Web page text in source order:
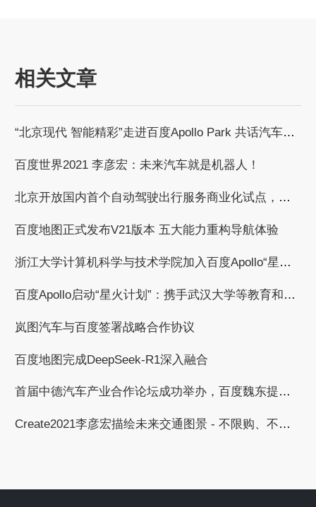
相关文章
“北京现代 智能精彩”走进百度Apollo Park 共话汽车智能化发展浪潮
百度世界2021 李彦宏：未来汽车就是机器人！
北京开放国内首个自动驾驶出行服务商业化试点，百度获自动驾驶商业化收费试点许可
百度地图正式发布V21版本 五大能力重构导航体验
浙江大学计算机科学与技术学院加入百度Apollo“星火计划”，共建自动驾驶繁荣生态
百度Apollo启动“星火计划”：携手武汉大学等教育和科研机构，共建自动驾驶产学研用繁荣生态
岚图汽车与百度签署战略合作协议
百度地图完成DeepSeek-R1深入融合
首届中德汽车产业合作论坛成功举办，百度魏东提出与德国汽车工业合作的三个倡议
Create2021李彦宏描绘未来交通图景 - 不限购、不限行、无拥堵